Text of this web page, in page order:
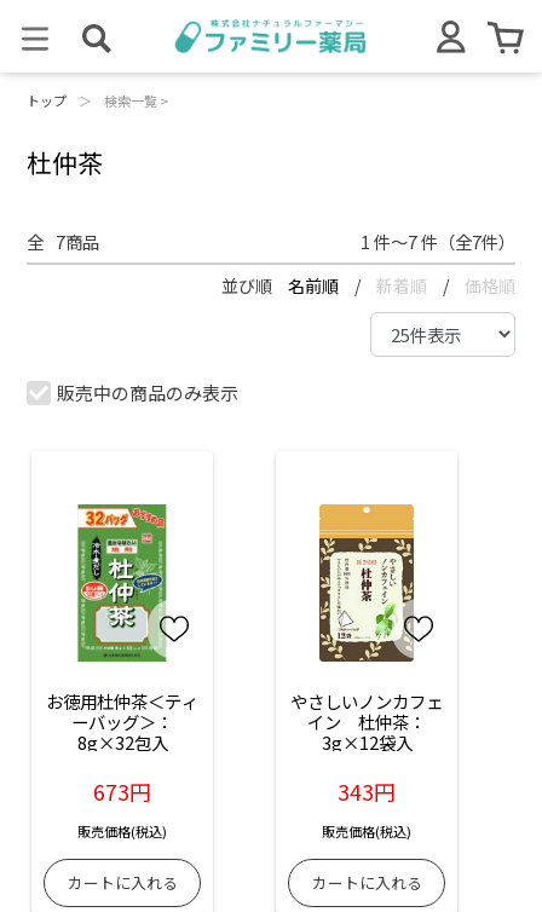
トップ ＞ 検索一覧 >
杜仲茶
全 7商品 1 件～7 件（全7件）
並び順 名前順 / 新着順 / 価格順
販売中の商品のみ表示
お徳用杜仲茶＜ティ
ーバッグ＞：
8g×32包入
673円
販売価格(税込)
やさしいノンカフェ
イン　杜仲茶：
3g×12袋入
343円
販売価格(税込)